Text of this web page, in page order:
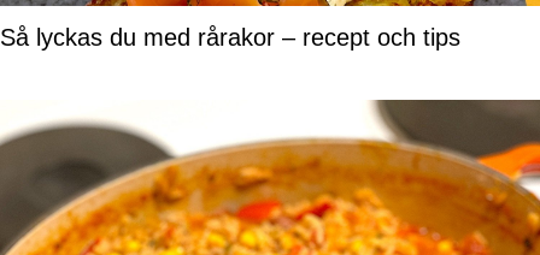
Så lyckas du med rårakor – recept och tips